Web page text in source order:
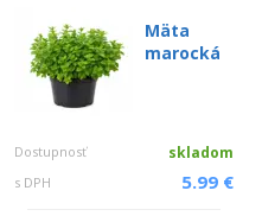
Mäta
marocká
Dostupnosť skladom
s DPH 5.99 €